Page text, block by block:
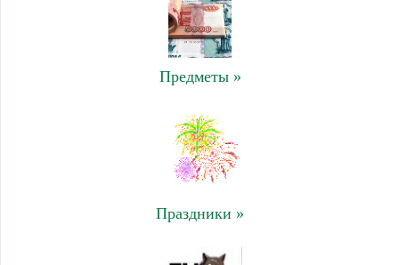
Предметы »
Праздники »